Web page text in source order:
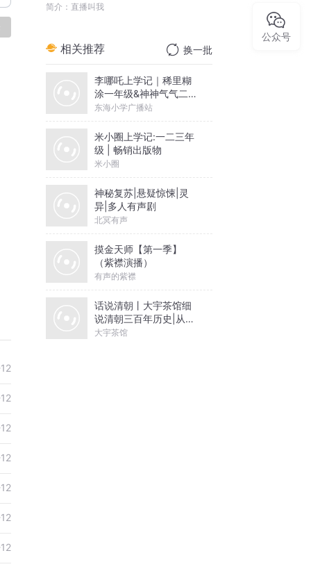
简介： 直播叫我
相关推荐 换一批
李哪吒上学记｜稀里糊
涂一年级&神神气气二年
级
东海小学广播站
米小圈上学记:一二三年
级 | 畅销出版物
米小圈
神秘复苏|悬疑惊悚|灵
异|多人有声剧
北冥有声
摸金天师【第一季】
（紫襟演播）
有声的紫襟
话说清朝丨大宇茶馆细
说清朝三百年历史|从努
尔哈赤到末代皇帝溥仪|
大宇茶馆
公众号